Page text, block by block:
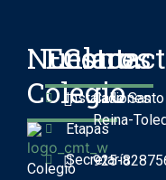
Nuestro
Colegio
Colegio
Enlaces
Instalaciones
Etapas
Secretaría
Calle
Reina-
925-